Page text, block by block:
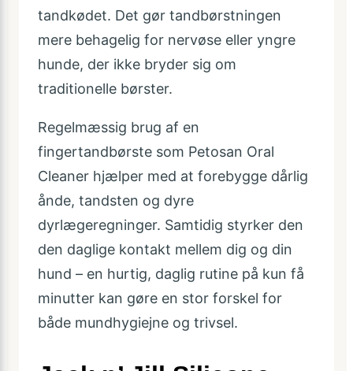
tandkødet. Det gør tandbørstningen
mere behagelig for nervøse eller yngre
hunde, der ikke bryder sig om
traditionelle børster.
Regelmæssig brug af en
fingertandbørste som Petosan Oral
Cleaner hjælper med at forebygge dårlig
ånde, tandsten og dyre
dyrlægeregninger. Samtidig styrker den
den daglige kontakt mellem dig og din
hund – en hurtig, daglig rutine på kun få
minutter kan gøre en stor forskel for
både mundhygiejne og trivsel.